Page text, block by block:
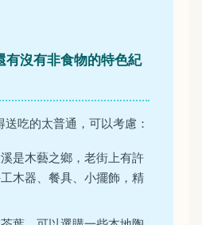
有沒有非食物的特色紀
吃的太普通，可以考慮：
是木藝之鄉，老街上有許
木器、餐具、小擺飾，精